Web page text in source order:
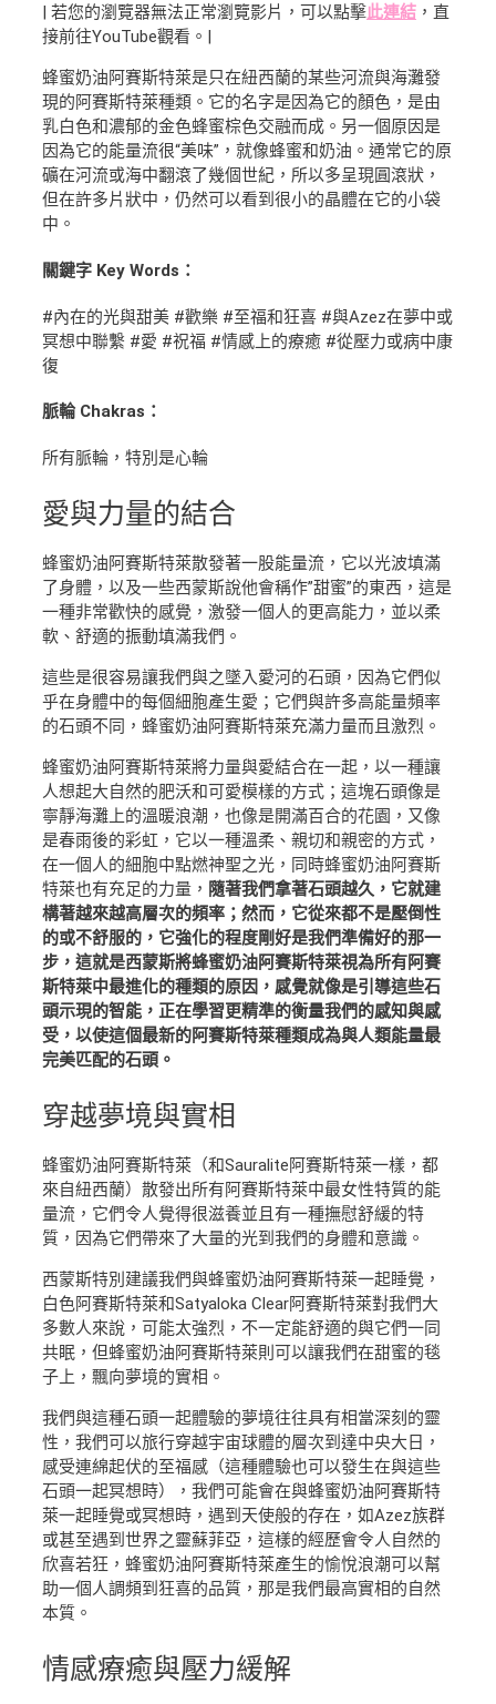
| 若您的瀏覽器無法正常瀏覽影片，可以點擊此連結 ，直
接前往YouTube觀看。|
蜂蜜奶油阿賽斯特萊是只在紐西蘭的某些河流與海灘發
現的阿賽斯特萊種類。它的名字是因為它的顏色，是由
乳白色和濃郁的金色蜂蜜棕色交融而成。另一個原因是
因為它的能量流很“美味”，就像蜂蜜和奶油。通常它的原
礦在河流或海中翻滾了幾個世紀，所以多呈現圓滾狀，
但在許多片狀中，仍然可以看到很小的晶體在它的小袋
中。
關鍵字 Key Words：
#內在的光與甜美 #歡樂 #至福和狂喜 #與Azez在夢中或
冥想中聯繫 #愛 #祝福 #情感上的療癒 #從壓力或病中康
復
脈輪 Chakras：
所有脈輪，特別是心輪
愛與力量的結合
蜂蜜奶油阿賽斯特萊散發著一股能量流，它以光波填滿
了身體，以及一些西蒙斯說他會稱作”甜蜜”的東西，這是
一種非常歡快的感覺，激發一個人的更高能力，並以柔
軟、舒適的振動填滿我們。
這些是很容易讓我們與之墜入愛河的石頭，因為它們似
乎在身體中的每個細胞產生愛；它們與許多高能量頻率
的石頭不同，蜂蜜奶油阿賽斯特萊充滿力量而且激烈。
蜂蜜奶油阿賽斯特萊將力量與愛結合在一起，以一種讓
人想起大自然的肥沃和可愛模樣的方式；這塊石頭像是
寧靜海灘上的溫暖浪潮，也像是開滿百合的花園，又像
是春雨後的彩虹，它以一種溫柔、親切和親密的方式，
在一個人的細胞中點燃神聖之光，同時蜂蜜奶油阿賽斯
特萊也有充足的力量， 隨著我們拿著石頭越久，它就建
構著越來越高層次的頻率；然而，它從來都不是壓倒性
的或不舒服的，它強化的程度剛好是我們準備好的那一
步，這就是西蒙斯將蜂蜜奶油阿賽斯特萊視為所有阿賽
斯特萊中最進化的種類的原因，感覺就像是引導這些石
頭示現的智能，正在學習更精準的衡量我們的感知與感
受，以使這個最新的阿賽斯特萊種類成為與人類能量最
完美匹配的石頭。
穿越夢境與實相
蜂蜜奶油阿賽斯特萊（和Sauralite阿賽斯特萊一樣，都
來自紐西蘭）散發出所有阿賽斯特萊中最女性特質的能
量流，它們令人覺得很滋養並且有一種撫慰舒緩的特
質，因為它們帶來了大量的光到我們的身體和意識。
西蒙斯特別建議我們與蜂蜜奶油阿賽斯特萊一起睡覺，
白色阿賽斯特萊和Satyaloka Clear阿賽斯特萊對我們大
多數人來說，可能太強烈，不一定能舒適的與它們一同
共眠，但蜂蜜奶油阿賽斯特萊則可以讓我們在甜蜜的毯
子上，飄向夢境的實相。
我們與這種石頭一起體驗的夢境往往具有相當深刻的靈
性，我們可以旅行穿越宇宙球體的層次到達中央大日，
感受連綿起伏的至福感（這種體驗也可以發生在與這些
石頭一起冥想時），我們可能會在與蜂蜜奶油阿賽斯特
萊一起睡覺或冥想時，遇到天使般的存在，如Azez族群
或甚至遇到世界之靈蘇菲亞，這樣的經歷會令人自然的
欣喜若狂，蜂蜜奶油阿賽斯特萊產生的愉悅浪潮可以幫
助一個人調頻到狂喜的品質，那是我們最高實相的自然
本質。
情感療癒與壓力緩解